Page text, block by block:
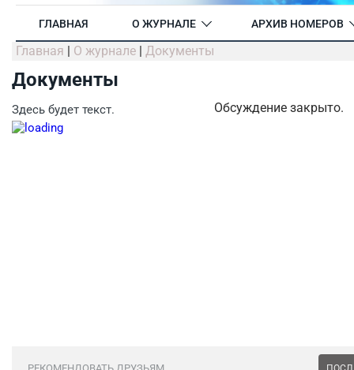
ГЛАВНАЯ О ЖУРНАЛЕ АРХИВ НОМЕРОВ
Главная | О журнале | Документы
Документы
Здесь будет текст. Обсуждение закрыто.